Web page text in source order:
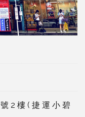
2樓(捷運小碧